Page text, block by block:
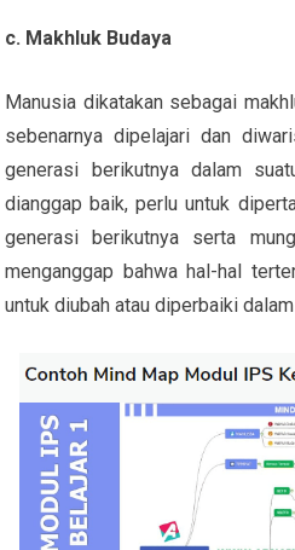
c. Makhluk Budaya
Manusia dikatakan sebagai
sebenarnya dipelajari dan
generasi berikutnya dalam
dianggap baik, perlu untuk
generasi berikutnya serta
menganggap bahwa hal-hal
untuk diubah atau diperbaiki